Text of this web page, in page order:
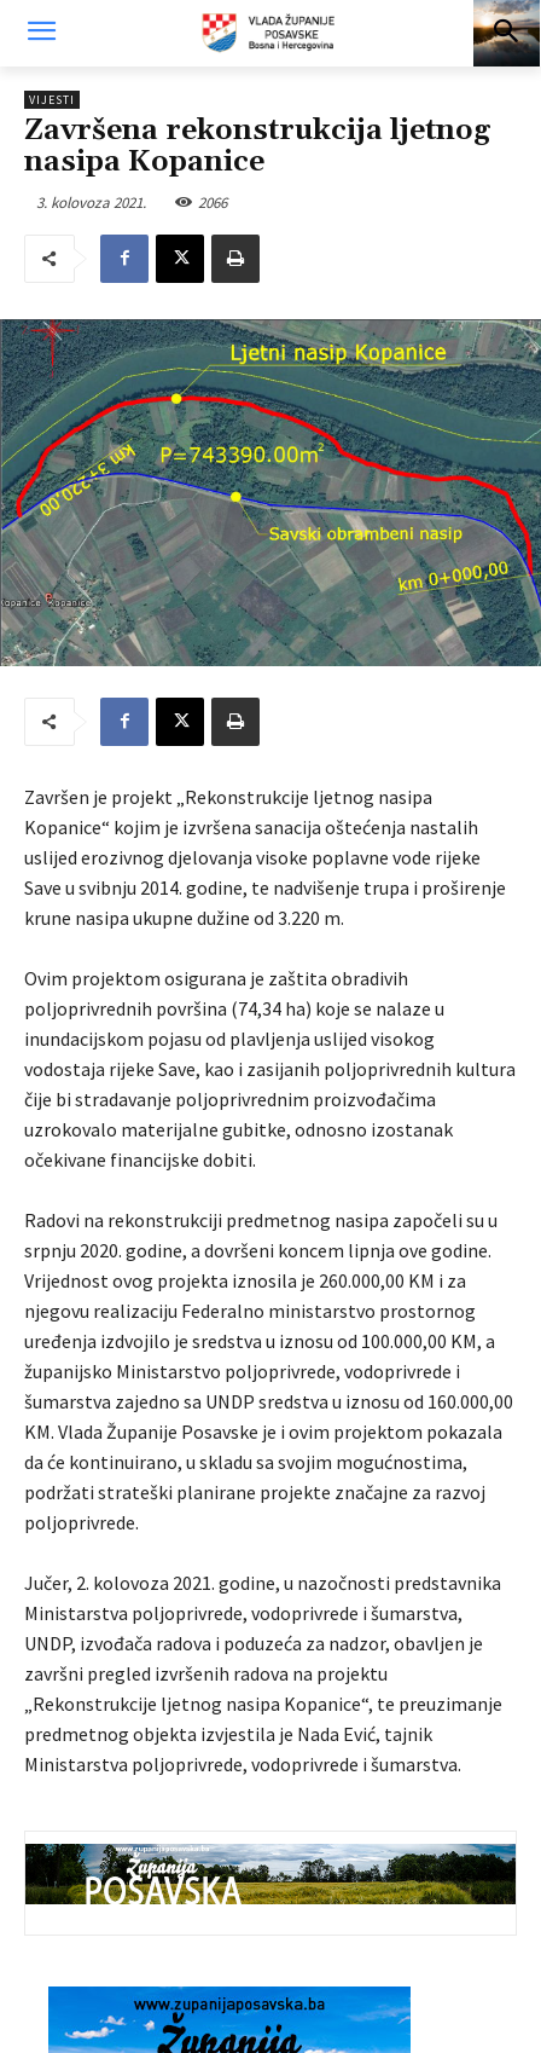
VIJESTI
Završena rekonstrukcija ljetnog
nasipa Kopanice
3. kolovoza 2021. 2066
Završen je projekt „Rekonstrukcije ljetnog nasipa
Kopanice“ kojim je izvršena sanacija oštećenja nastalih
uslijed erozivnog djelovanja visoke poplavne vode rijeke
Save u svibnju 2014. godine, te nadvišenje trupa i proširenje
krune nasipa ukupne dužine od 3.220 m.
Ovim projektom osigurana je zaštita obradivih
poljoprivrednih površina (74,34 ha) koje se nalaze u
inundacijskom pojasu od plavljenja uslijed visokog
vodostaja rijeke Save, kao i zasijanih poljoprivrednih kultura
čije bi stradavanje poljoprivrednim proizvođačima
uzrokovalo materijalne gubitke, odnosno izostanak
očekivane financijske dobiti.
Radovi na rekonstrukciji predmetnog nasipa započeli su u
srpnju 2020. godine, a dovršeni koncem lipnja ove godine.
Vrijednost ovog projekta iznosila je 260.000,00 KM i za
njegovu realizaciju Federalno ministarstvo prostornog
uređenja izdvojilo je sredstva u iznosu od 100.000,00 KM, a
županijsko Ministarstvo poljoprivrede, vodoprivrede i
šumarstva zajedno sa UNDP sredstva u iznosu od 160.000,00
KM. Vlada Županije Posavske je i ovim projektom pokazala
da će kontinuirano, u skladu sa svojim mogućnostima,
podržati strateški planirane projekte značajne za razvoj
poljoprivrede.
Jučer, 2. kolovoza 2021. godine, u nazočnosti predstavnika
Ministarstva poljoprivrede, vodoprivrede i šumarstva,
UNDP, izvođača radova i poduzeća za nadzor, obavljen je
završni pregled izvršenih radova na projektu
„Rekonstrukcije ljetnog nasipa Kopanice“, te preuzimanje
predmetnog objekta izvjestila je Nada Ević, tajnik
Ministarstva poljoprivrede, vodoprivrede i šumarstva.